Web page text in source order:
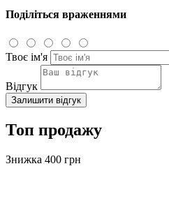
Поділіться враженнями
Твоє ім'я
Відгук
Залишити відгук
Топ продажу
Знижка 400 грн